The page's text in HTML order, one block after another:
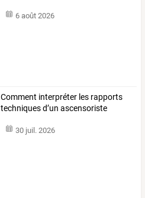
6 août 2026
Comment interpréter les rapports
techniquesd’un ascensoriste
30 juil. 2026